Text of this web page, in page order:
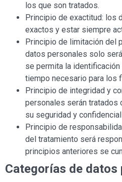
los que son tratados.
Principio de exactitud: los
exactos y estar siempre
Principio de limitación del
datos personales solo
se permita la identificación
tiempo necesario para los
Principio de integridad y
personales serán tratados
su seguridad y
Principio de
del tratamiento será
principios anteriores se
Categorías de datos